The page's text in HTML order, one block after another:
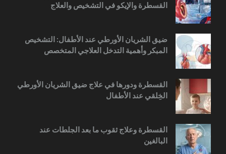
القسطرة والإيكو في التشخيص والعلاج
ضيق الشريان الأورطي عند الأطفال: التشخيص
المبكر وأهمية التدخل العلاجي المتخصص
القسطرة ودورها في علاج ضيق الشريان الأورطي
الخِلقي عند الأطفال
القسطرة وعلاج ثقوب ما بعد الجلطات عند
البالغين